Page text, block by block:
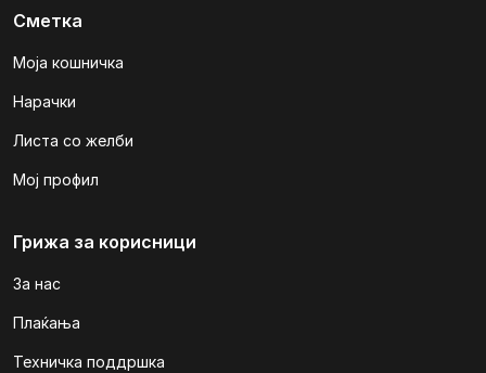
Сметка
Моја кошничка
Нарачки
Листа со желби
Мој профил
Грижа за корисници
За нас
Плаќања
Техничка поддршка